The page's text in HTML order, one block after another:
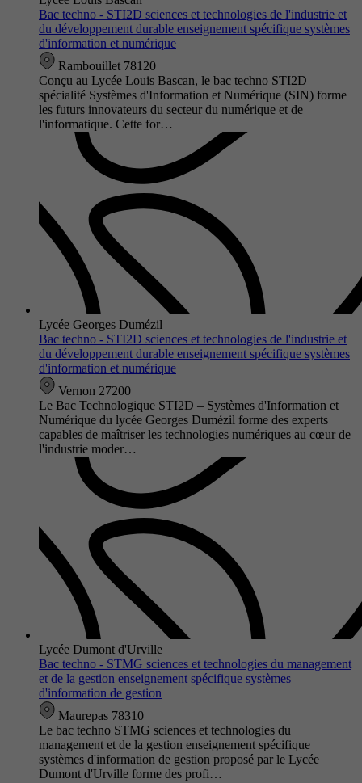
Bac techno - STI2D sciences et technologies de l'industrie et
du développement durable enseignement spécifique systèmes
d'information et numérique
Rambouillet 78120
Conçu au Lycée Louis Bascan, le bac techno STI2D
spécialité Systèmes d'Information et Numérique (SIN) forme
les futurs innovateurs du secteur du numérique et de
l'informatique. Cette for…
Lycée Georges Dumézil
Bac techno - STI2D sciences et technologies de l'industrie et
du développement durable enseignement spécifique systèmes
d'information et numérique
Vernon 27200
Le Bac Technologique STI2D – Systèmes d'Information et
Numérique du lycée Georges Dumézil forme des experts
capables de maîtriser les technologies numériques au cœur de
l'industrie moder…
Lycée Dumont d'Urville
Bac techno - STMG sciences et technologies du management
et de la gestion enseignement spécifique systèmes
d'information de gestion
Maurepas 78310
Le bac techno STMG sciences et technologies du
management et de la gestion enseignement spécifique
systèmes d'information de gestion proposé par le Lycée
Dumont d'Urville forme des profi…